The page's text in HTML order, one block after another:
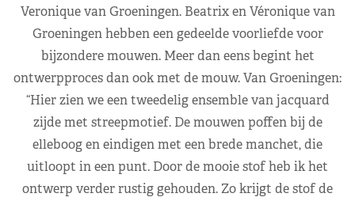
Veronique van Groeningen. Beatrix en Véronique van
Groeningen hebben een gedeelde voorliefde voor
bijzondere mouwen. Meer dan eens begint het
ontwerpproces dan ook met de mouw. Van Groeningen:
“Hier zien we een tweedelig ensemble van jacquard
zijde met streepmotief. De mouwen poffen bij de
elleboog en eindigen met een brede manchet, die
uitloopt in een punt. Door de mooie stof heb ik het
ontwerp verder rustig gehouden. Zo krijgt de stof de